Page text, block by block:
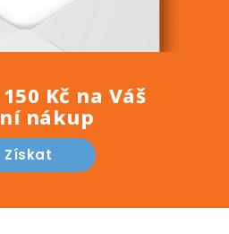
Kč na Váš
nákup
Získat